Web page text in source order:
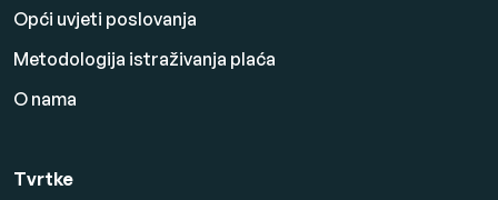
Opći uvjeti poslovanja
Metodologija istraživanja plaća
O nama
Tvrtke